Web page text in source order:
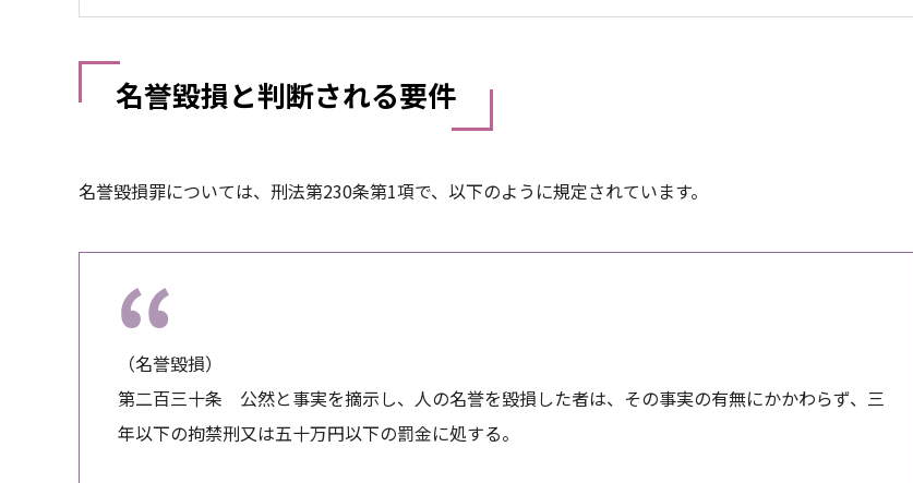
名誉毀損と判断される要件
名誉毀損罪については、刑法第230条第1項で、以下のように規定されています。
（名誉毀損）
第二百三十条 公然と事実を摘示し、人の名誉を毀損した者は、その事実の有無にかかわらず、三
年以下の拘禁刑又は五十万円以下の罰金に処する。